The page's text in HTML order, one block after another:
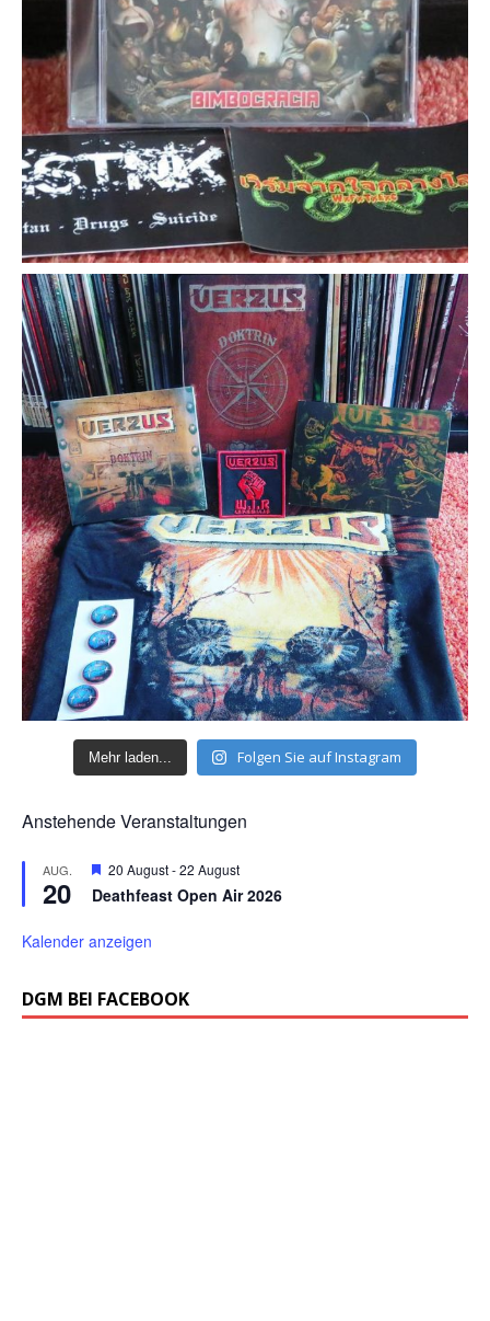
Mehr laden... Folgen Sie auf Instagram
Anstehende Veranstaltungen
AUG.
20
H
r
o
e
h
20 August-22 August
Deathfeast Open Air 2026
Kalender anzeigen
DGM BEI FACEBOOK